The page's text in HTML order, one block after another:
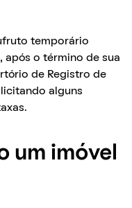
temporário
após o término de sua
de Registro de
alguns
um imóvel